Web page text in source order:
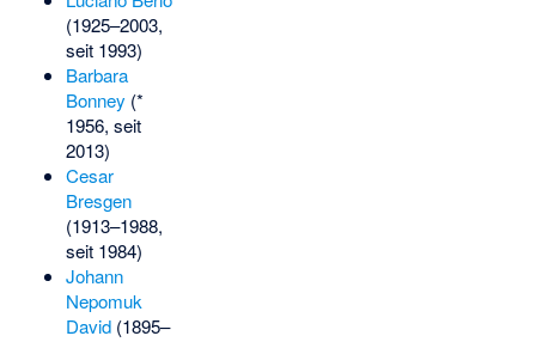
(1925–2003,
seit 1993)
Barbara
Bonney (*
1956, seit
2013)
Cesar
Bresgen
(1913–1988,
seit 1984)
Johann
Nepomuk
David(1895–